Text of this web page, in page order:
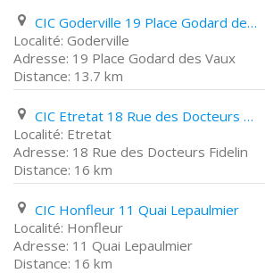
CIC Goderville 19 Place Godard des Vaux
Goderville
19 Place Godard des Vaux
13.7 km
CIC Etretat 18 Rue des Docteurs Fidelin
Etretat
18 Rue des Docteurs Fidelin
16 km
CIC Honfleur 11 Quai Lepaulmier
Honfleur
11 Quai Lepaulmier
16 km